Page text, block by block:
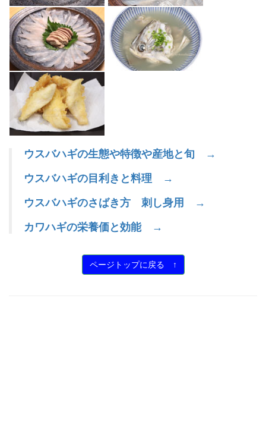
ウスバハギの生態や特徴や産地と旬 →
ウスバハギの目利きと料理 →
ウスバハギのさばき方 刺し身用 →
カワハギの栄養価と効能 →
ページトップに戻る ↑